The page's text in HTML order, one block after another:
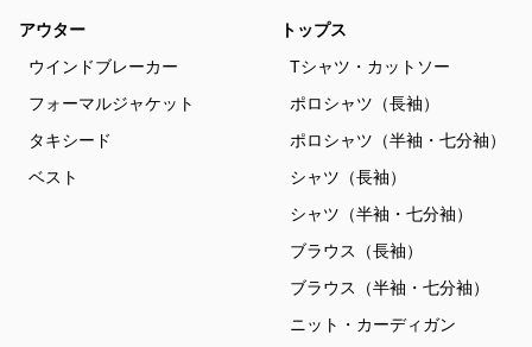
アウター
ウインドブレーカー
フォーマルジャケット
タキシード
ベスト
トップス
Tシャツ・カットソー
ポロシャツ（長袖）
ポロシャツ（半袖・七分袖）
シャツ（長袖）
シャツ（半袖・七分袖）
ブラウス（長袖）
ブラウス（半袖・七分袖）
ニット・カーディガン